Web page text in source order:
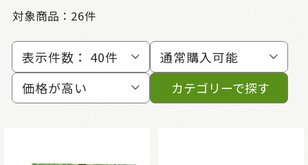
対象商品： 26件
表示件数： 40件
通常購入可能
価格が高い
カテゴリーで探す